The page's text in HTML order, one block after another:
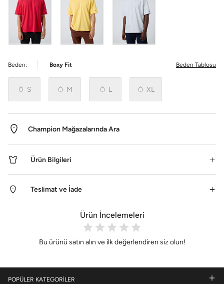
Beden: Boxy Fit Beden Tablosu
S M L XL
Champion Mağazalarında Ara
Ürün Bilgileri
Teslimat ve İade
Ürün İncelemeleri
Bu ürünü satın alın ve ilk değerlendiren siz olun!
POPÜLER KATEGORİLER